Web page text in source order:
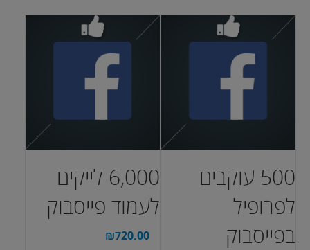
500 עוקבים
לפרופיל
בפייסבוק
6,000 לייקים
לעמוד פייסבוק
₪720.00